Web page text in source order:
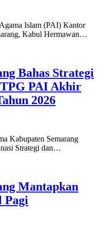
Islam (PAI) Kantor
Kabul Hermawan…
Bahas Strategi
PAI Akhir
2026
Kabupaten Semarang
Strategi dan…
Mantapkan
Pagi